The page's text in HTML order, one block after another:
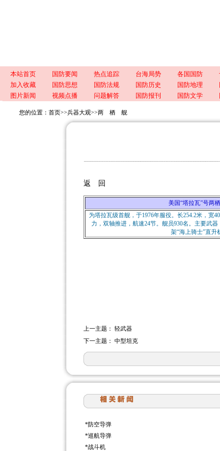
本站首页 国防要闻 热点追踪 台海局势 各国国防
加入收藏
国防思想 国防法规 国防历史 国防地理
图片新闻
视频点播 问题解答 国防报刊 国防文学
您的位置： 首页>>兵器大观>>两 栖 舰
返 回
美国“塔拉瓦”号两
为塔拉瓦级首舰，于1976年服役。长254.2米，宽
力，双轴推进，航速24节。舰员930名。主要武
架“海上骑士”直升
上一主题： 轻武器
下一主题： 中型坦克
*防空导弹
*巡航导弹
*战斗机